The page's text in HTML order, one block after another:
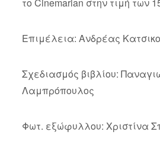
το Cinemarian στην τιμή των
Επιμέλεια: Ανδρέας
Σχεδιασμός βιβλίου:
Λαμπρόπουλος
Φωτ. εξώφυλλου: Χριστίνα